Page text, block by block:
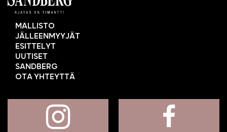
MALLISTO
JÄLLEENMYYJÄT
ESITTELYT
UUTISET
SANDBERG
OTA YHTEYTTÄ